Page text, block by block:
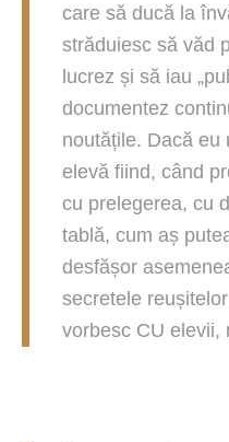
care să ducă la
străduiesc să văd
lucrez și să iau
documentez
noutățile. Dacă eu
elevă fiind, când
cu prelegerea, cu
tablă, cum aș
desfășor
secretele
vorbesc CU elevii,